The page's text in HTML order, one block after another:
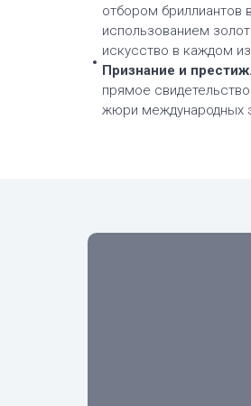
отбором бриллиантов
использованием
искусство в каждом
Признание и престиж.
прямое
жюри международных